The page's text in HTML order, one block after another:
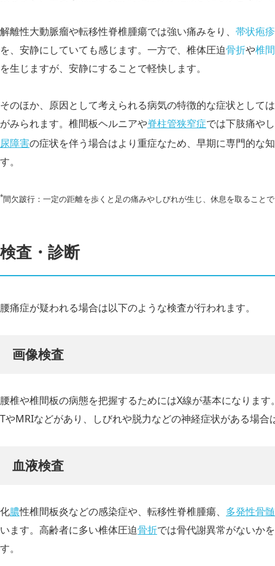
解離性大動脈瘤や転移性脊椎腫瘍では強い痛みをり、 帯状疱疹
を、安静にしていても感じます。一方で、椎体圧迫骨折や椎
を生じますが、安静にすることで軽快します。
そのほか、原因として考えられる病気の特徴的な症状として
がみられます。椎間板ヘルニアや脊柱管狭窄症では下肢痛や
尿障害の症状を伴う場合はより重症なため、早期に専門的な
す。
*間欠跛行：一定の距離を歩くと足の痛みやしびれが生じ、休息を取ること
検査・診断
腰痛症が疑われる場合は以下のような検査が行われます。
画像検査
腰椎や椎間板の病態を把握するためにはX線が基本になりま
TやMRIなどがあり、しびれや脱力などの神経症状がある場合
血液検査
化膿性椎間板炎などの感染症や、転移性脊椎腫瘍、 多発性骨
います。高齢者に多い椎体圧迫骨折では骨代謝異常がないか
す。